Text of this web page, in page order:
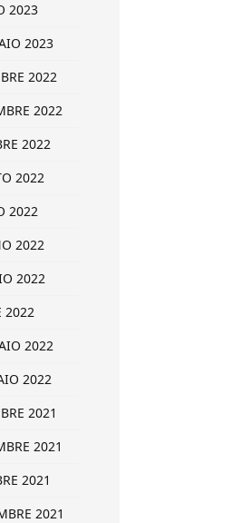
2023
2023
2022
2022
2022
2022
2022
2022
2022
2022
2022
2022
2021
2021
2021
2021